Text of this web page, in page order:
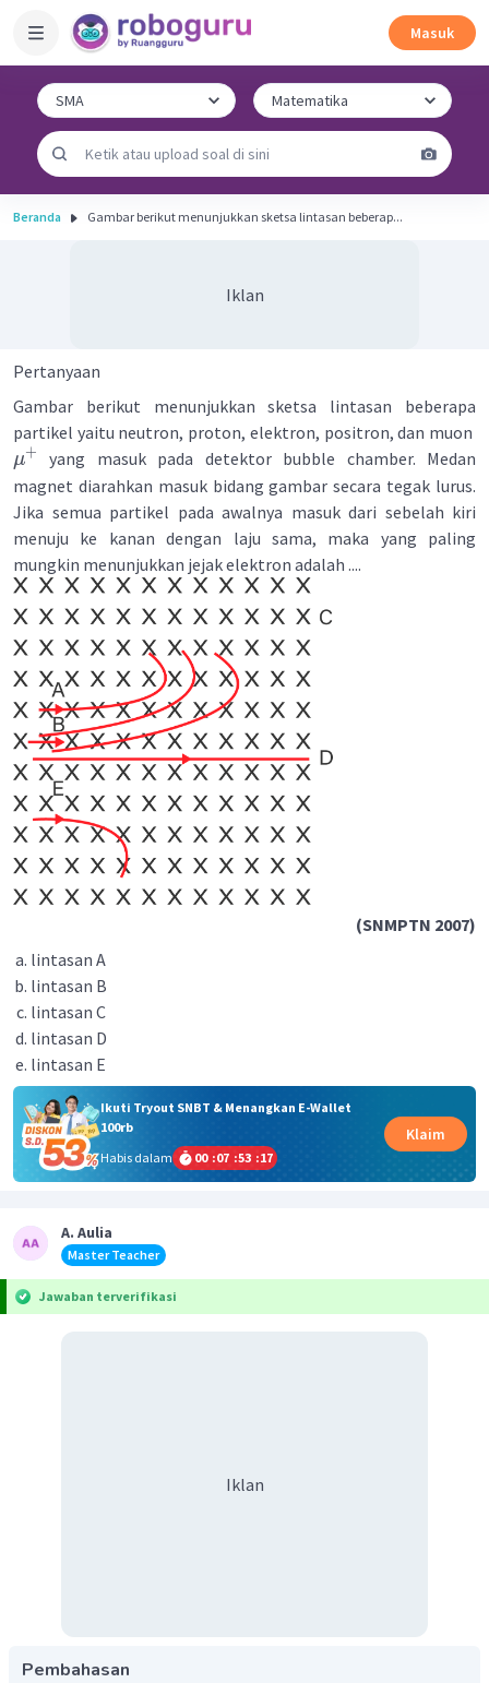
Masuk
Beranda Gambar berikut menunjukkan sketsa lintasan beberap...
Iklan
Pertanyaan
Gambar berikut menunjukkan sketsa lintasan beberapa
partikel yaitu neutron, proton, elektron, positron, dan muon
μ+
yang masuk pada detektor bubble chamber. Medan
magnet diarahkan masuk bidang gambar secara tegak lurus.
Jika semua partikel pada awalnya masuk dari sebelah kiri
menuju ke kanan dengan laju sama, maka yang paling
mungkin menunjukkan jejak elektron adalah ....
(SNMPTN 2007)
lintasan A
lintasan B
lintasan C
lintasan D
lintasan E
Ikuti Tryout SNBT & Menangkan E-Wallet
100rb
Habis dalam
00 :07 :53 :17
Klaim
A. Aulia
Master Teacher
Jawaban terverifikasi
Iklan
Pembahasan